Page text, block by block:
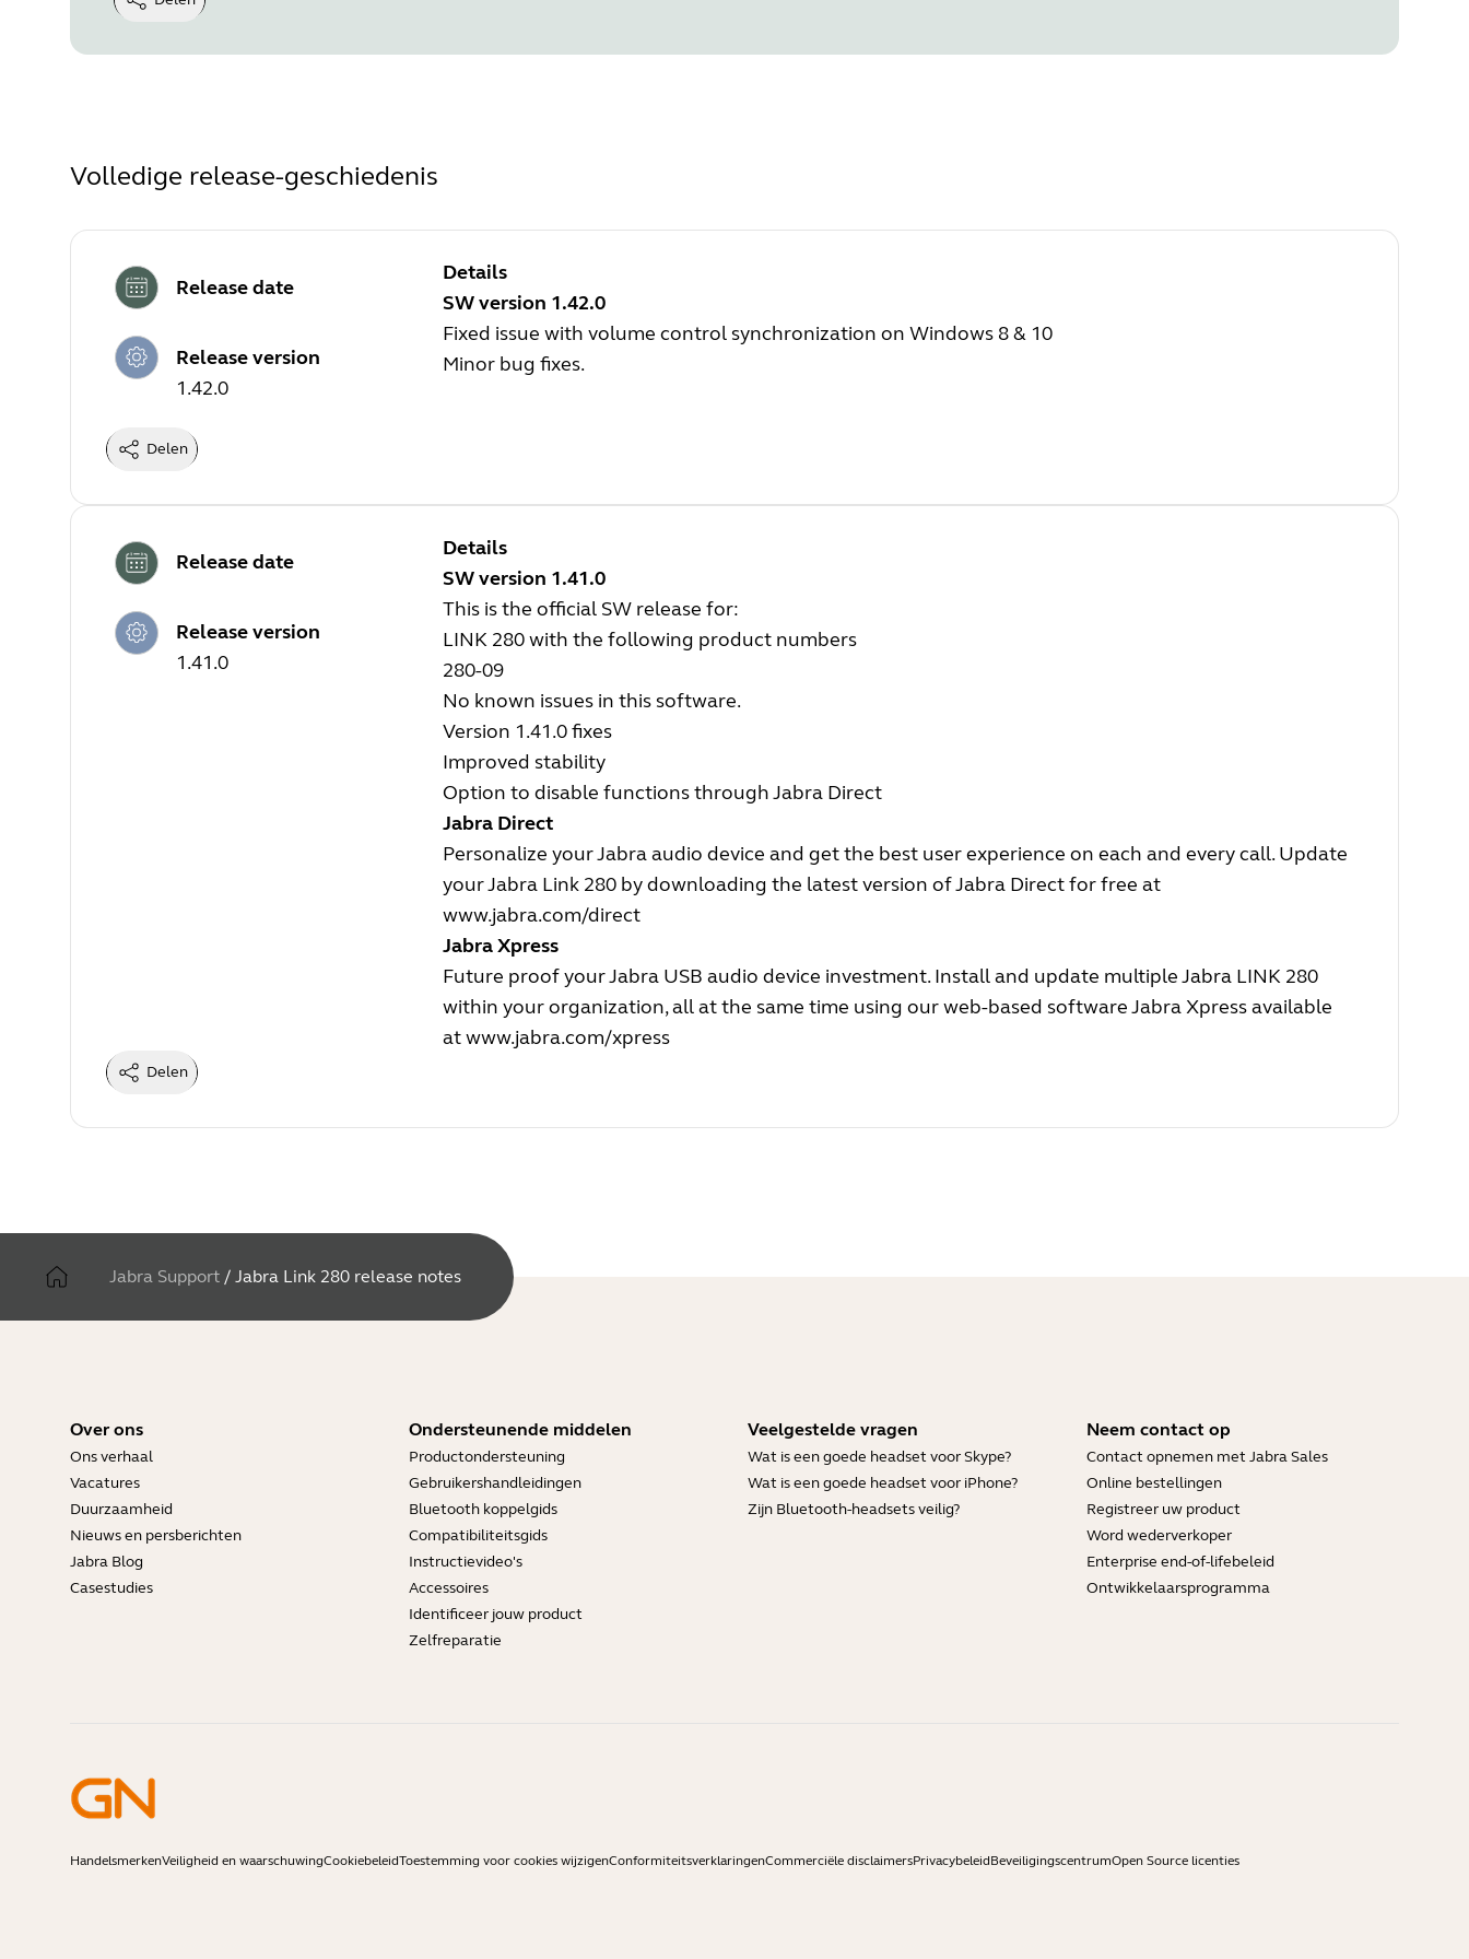
Volledige release-geschiedenis
Release date
Release version
1.42.0
Details
SW version 1.42.0
Fixed issue with volume control synchronization on Windows 8 & 10
Minor bug fixes.
Delen
Release date
Release version
1.41.0
Details
SW version 1.41.0
This is the official SW release for:
LINK 280 with the following product numbers
280-09
No known issues in this software.
Version 1.41.0 fixes
Improved stability
Option to disable functions through Jabra Direct
Jabra Direct
Personalize your Jabra audio device and get the best user experience on each and every call. Update
your Jabra Link 280 by downloading the latest version of Jabra Direct for free at
www.jabra.com/direct
Jabra Xpress
Future proof your Jabra USB audio device investment. Install and update multiple Jabra LINK 280
within your organization, all at the same time using our web-based software Jabra Xpress available
atwww.jabra.com/xpress
Delen
Jabra Support / Jabra Link 280 release notes
Over ons
Ons verhaal
Vacatures
Duurzaamheid
Nieuws en persberichten
Jabra Blog
Casestudies
Ondersteunende middelen
Productondersteuning
Gebruikershandleidingen
Bluetooth koppelgids
Compatibiliteitsgids
Instructievideo's
Accessoires
Identificeer jouw product
Zelfreparatie
Veelgestelde vragen
Wat is een goede headset voor Skype?
Wat is een goede headset voor iPhone?
Zijn Bluetooth-headsets veilig?
Neem contact op
Contact opnemen met Jabra Sales
Online bestellingen
Registreer uw product
Word wederverkoper
Enterprise end-of-lifebeleid
Ontwikkelaarsprogramma
HandelsmerkenVeiligheid en waarschuwingCookiebeleidToestemming voor cookies wijzigenConformiteitsverklaringenCommerciële disclaimersPrivacybeleidBeveiligingscentrumOpen Source licenties